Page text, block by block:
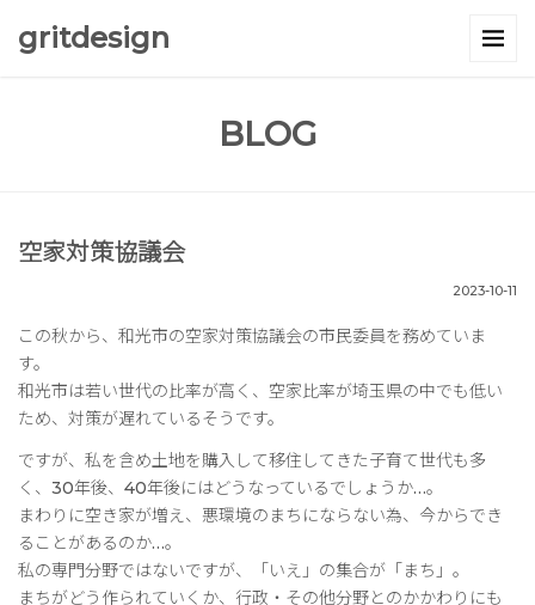
gritdesign
BLOG
空家対策協議会
2023-10-11
この秋から、和光市の空家対策協議会の市民委員を務めていま
す。
和光市は若い世代の比率が高く、空家比率が埼玉県の中でも低い
ため、対策が遅れているそうです。
ですが、私を含め土地を購入して移住してきた子育て世代も多
く、30年後、40年後にはどうなっているでしょうか…。
まわりに空き家が増え、悪環境のまちにならない為、今からでき
ることがあるのか…。
私の専門分野ではないですが、「いえ」の集合が「まち」。
まちがどう作られていくか、行政・その他分野とのかかわりにも